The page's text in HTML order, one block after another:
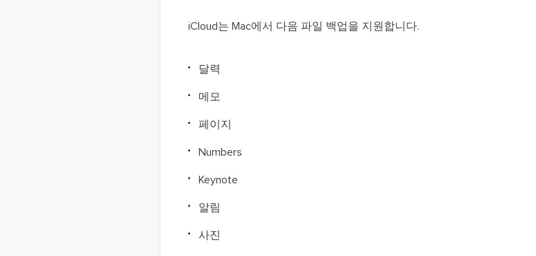
iCloud는 Mac에서 다음 파일 백업을 지원합니다.
달력
메모
페이지
Numbers
Keynote
알림
사진